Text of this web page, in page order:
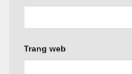
Trang web